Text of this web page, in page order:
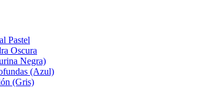
Pastel
Oscura
Negra)
(Azul)
(Gris)